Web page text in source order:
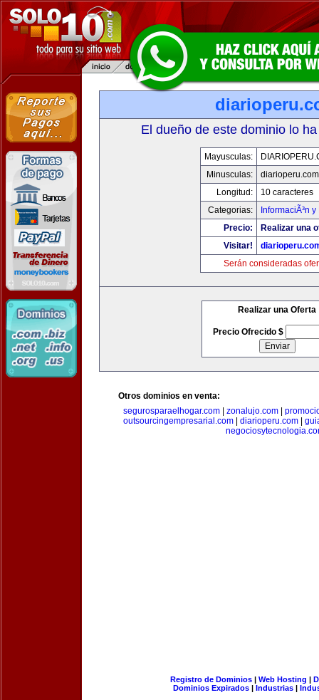
El dueño de este dominio lo
Mayusculas:
Minusculas:
diarioperu.com
Longitud:
10 caracteres
Categorias:
InformaciÃ³n
Precio:
Realizar una
Visitar!
Serán consideradas
Realizar una Oferta
Precio Ofrecido $
Otros dominios en venta:
segurosparaelhogar.com| zonalujo.com|
outsourcingempresarial.com| diarioperu.com|
Registro de Dominios| Web Hosting |
Dominios Expirados | Industrias |